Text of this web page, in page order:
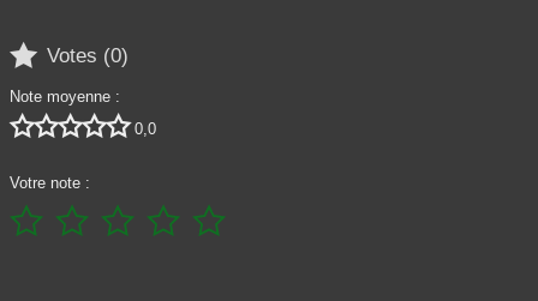
 Votes (0)
Note moyenne :
 0,0
Votre note :
    